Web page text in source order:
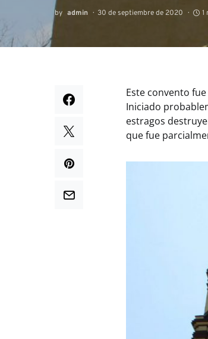
by admin 30 de septiembre de 2020 1
Este convento
Iniciado
estragos
que fue